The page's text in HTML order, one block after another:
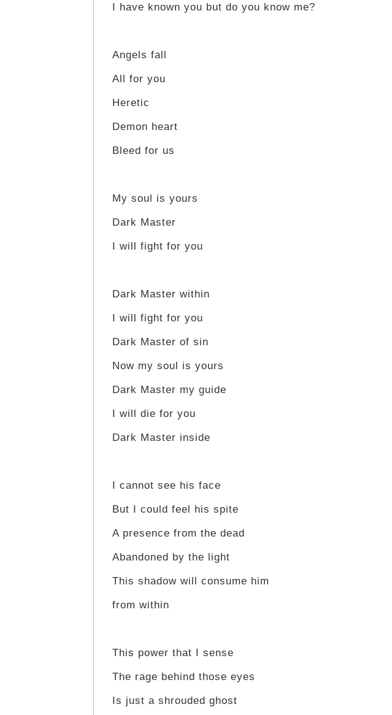
I have known you but do you know me?
Angels fall
All for you
Heretic
Demon heart
Bleed for us
My soul is yours
Dark Master
I will fight for you
Dark Master within
I will fight for you
Dark Master of sin
Now my soul is yours
Dark Master my guide
I will die for you
Dark Master inside
I cannot see his face
But I could feel his spite
A presence from the dead
Abandoned by the light
This shadow will consume him
from within
This power that I sense
The rage behind those eyes
Is just a shrouded ghost